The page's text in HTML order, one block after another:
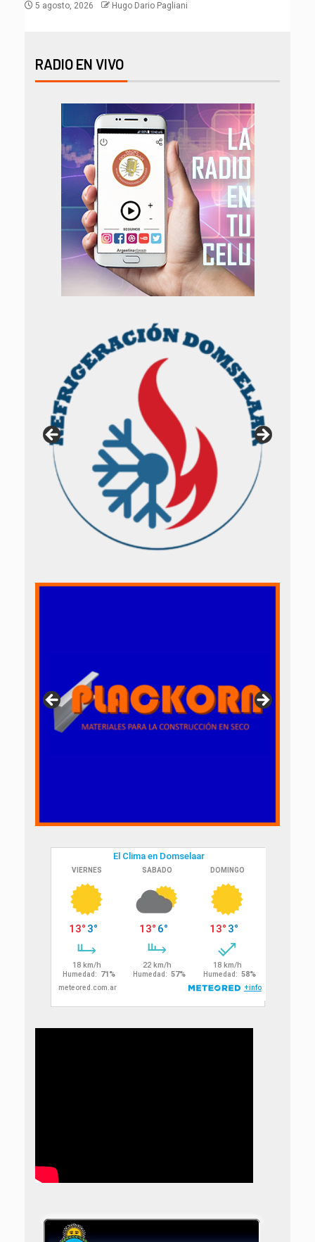
5 agosto, 2026 Hugo Dario Pagliani
RADIO EN VIVO